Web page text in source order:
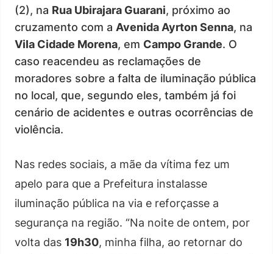
(2), na Rua Ubirajara Guarani, próximo ao
cruzamento com a Avenida Ayrton Senna, na
Vila Cidade Morena, em Campo Grande. O
caso reacendeu as reclamações de
moradores sobre a falta de iluminação pública
no local, que, segundo eles, também já foi
cenário de acidentes e outras ocorrências de
violência.
Nas redes sociais, a mãe da vítima fez um
apelo para que a Prefeitura instalasse
iluminação pública na via e reforçasse a
segurança na região. “Na noite de ontem, por
volta das 19h30, minha filha, ao retornar do